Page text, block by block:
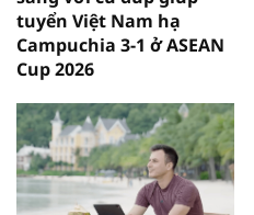
tuyển Việt Nam hạ
Campuchia 3-1 ở ASEAN
Cup 2026